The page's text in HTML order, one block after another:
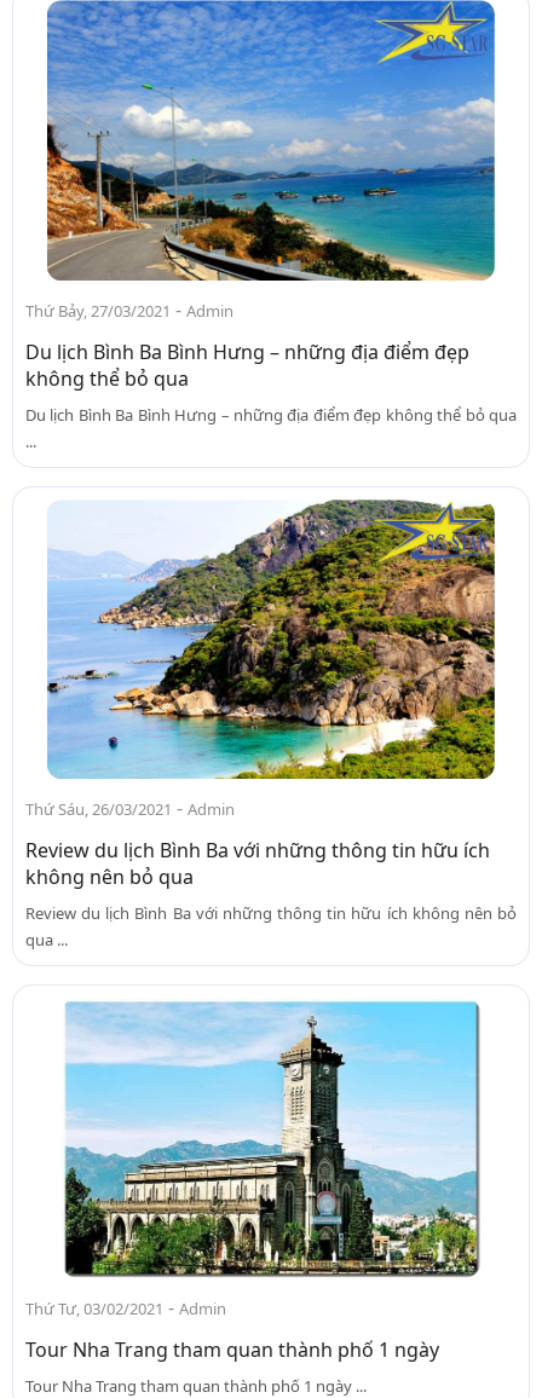
Thứ Bảy, 27/03/2021 - Admin
Du lịch Bình Ba Bình Hưng – những địa điểm đẹp
không thể bỏ qua
Du lịch Bình Ba Bình Hưng – những địa điểm đẹp không thể bỏ qua
...
Thứ Sáu, 26/03/2021 - Admin
Review du lịch Bình Ba với những thông tin hữu ích
không nên bỏ qua
Review du lịch Bình Ba với những thông tin hữu ích không nên bỏ
qua ...
Thứ Tư, 03/02/2021 - Admin
Tour Nha Trang tham quan thành phố 1 ngày
Tour Nha Trang tham quan thành phố 1 ngày ...